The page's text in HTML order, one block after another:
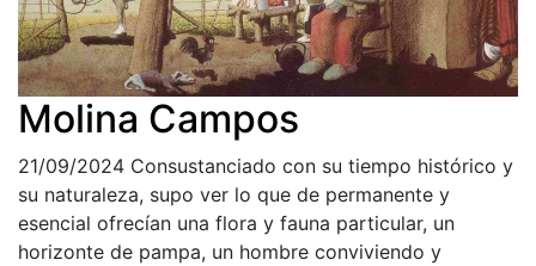
Molina Campos
21/09/2024 Consustanciado con su tiempo histórico y
su naturaleza, supo ver lo que de permanente y
esencial ofrecían una flora y fauna particular, un
horizonte de pampa, un hombre conviviendo y